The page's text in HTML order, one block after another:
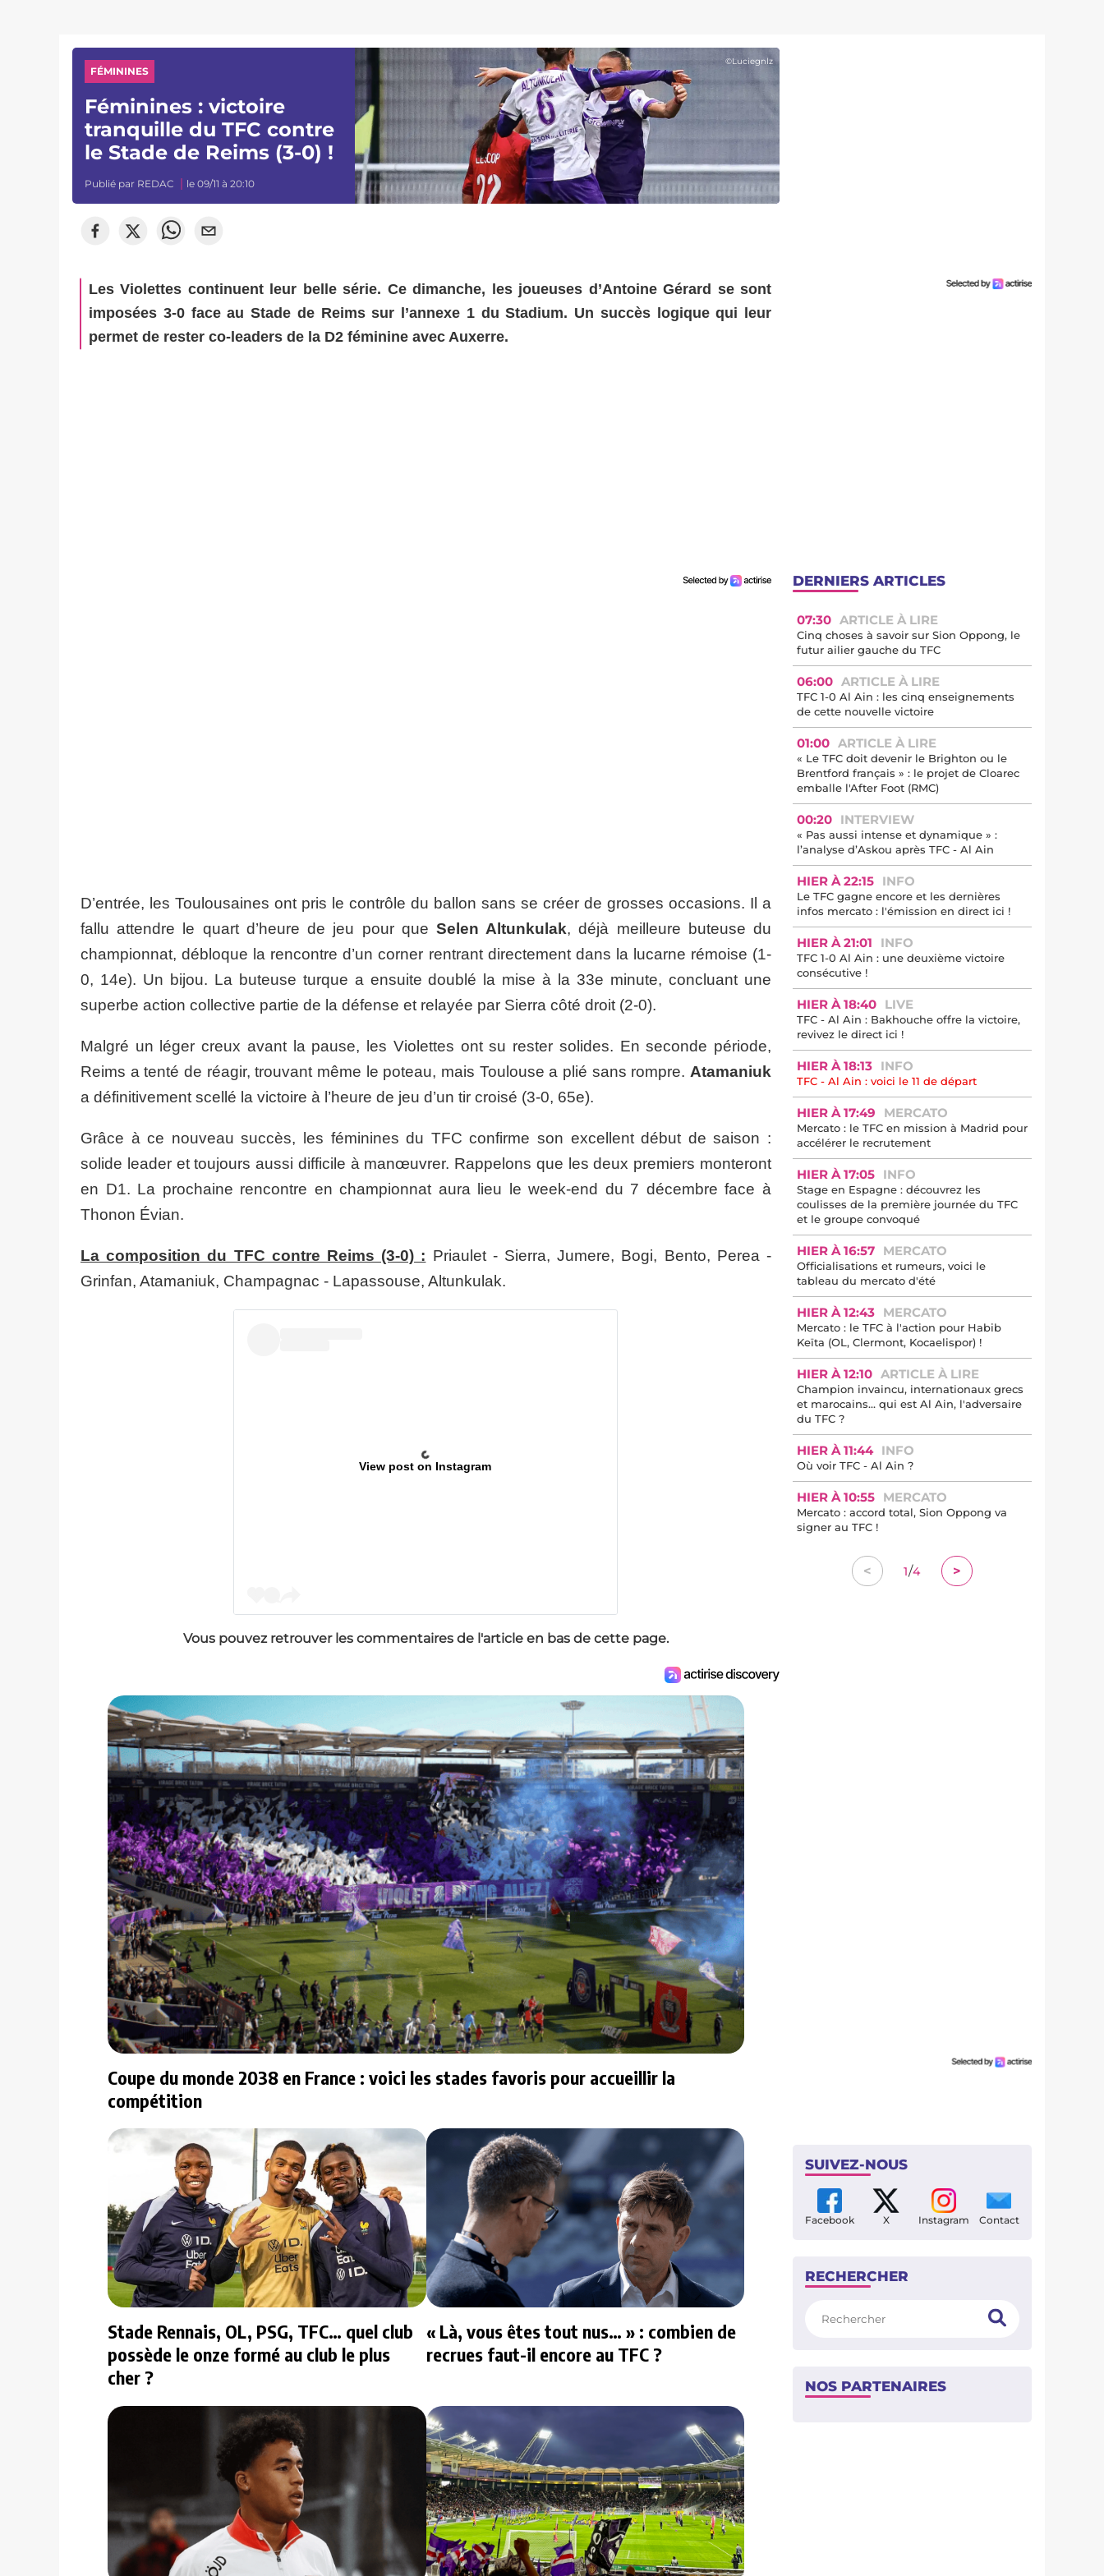
©Luciegnlz
FÉMININES
Féminines : victoire
tranquille du TFC contre
le Stade de Reims (3-0) !
Publié par REDAC le 09/11 à 20:10
Les Violettes continuent leur belle série. Ce dimanche, les joueuses d’Antoine Gérard se sont
imposées 3-0 face au Stade de Reims sur l’annexe 1 du Stadium. Un succès logique qui leur
permet de rester co-leaders de la D2 féminine avec Auxerre.
D’entrée, les Toulousaines ont pris le contrôle du ballon sans se créer de grosses occasions. Il a
fallu attendre le quart d’heure de jeu pour que Selen Altunkulak, déjà meilleure buteuse du
championnat, débloque la rencontre d’un corner rentrant directement dans la lucarne rémoise (1-
0, 14e). Un bijou. La buteuse turque a ensuite doublé la mise à la 33e minute, concluant une
superbe action collective partie de la défense et relayée par Sierra côté droit (2-0).
Malgré un léger creux avant la pause, les Violettes ont su rester solides. En seconde période,
Reims a tenté de réagir, trouvant même le poteau, mais Toulouse a plié sans rompre. Atamaniuk
a définitivement scellé la victoire à l’heure de jeu d’un tir croisé (3-0, 65e).
Grâce à ce nouveau succès, les féminines du TFC confirme son excellent début de saison :
solide leader et toujours aussi difficile à manœuvrer. Rappelons que les deux premiers monteront
en D1. La prochaine rencontre en championnat aura lieu le week-end du 7 décembre face à
Thonon Évian.
La composition du TFC contre Reims (3-0) : Priaulet - Sierra, Jumere, Bogi, Bento, Perea -
Grinfan, Atamaniuk, Champagnac - Lapassouse, Altunkulak.
View post on Instagram
Vous pouvez retrouver les commentaires de l'article en bas de cette page.
Coupe du monde 2038 en France : voici les stades favoris pour accueillir la
compétition
Stade Rennais, OL, PSG, TFC… quel club
possède le onze formé au club le plus
cher ?
« Là, vous êtes tout nus… » : combien de
recrues faut-il encore au TFC ?
DERNIERS ARTICLES
07:30 ARTICLE À LIRE
Cinq choses à savoir sur Sion Oppong, le
futur ailier gauche du TFC
06:00 ARTICLE À LIRE
TFC 1-0 Al Ain : les cinq enseignements
de cette nouvelle victoire
01:00 ARTICLE À LIRE
« Le TFC doit devenir le Brighton ou le
Brentford français » : le projet de Cloarec
emballe l'After Foot (RMC)
00:20 INTERVIEW
« Pas aussi intense et dynamique » :
l’analyse d’Askou après TFC - Al Ain
HIER À 22:15 INFO
Le TFC gagne encore et les dernières
infos mercato : l'émission en direct ici !
HIER À 21:01 INFO
TFC 1-0 Al Ain : une deuxième victoire
consécutive !
HIER À 18:40 LIVE
TFC - Al Ain : Bakhouche offre la victoire,
revivez le direct ici !
HIER À 18:13 INFO
TFC - Al Ain : voici le 11 de départ
HIER À 17:49 MERCATO
Mercato : le TFC en mission à Madrid pour
accélérer le recrutement
HIER À 17:05 INFO
Stage en Espagne : découvrez les
coulisses de la première journée du TFC
et le groupe convoqué
HIER À 16:57 MERCATO
Officialisations et rumeurs, voici le
tableau du mercato d'été
HIER À 12:43 MERCATO
Mercato : le TFC à l'action pour Habib
Keïta (OL, Clermont, Kocaelispor) !
HIER À 12:10 ARTICLE À LIRE
Champion invaincu, internationaux grecs
et marocains… qui est Al Ain, l'adversaire
du TFC ?
HIER À 11:44 INFO
Où voir TFC - Al Ain ?
HIER À 10:55 MERCATO
Mercato : accord total, Sion Oppong va
signer au TFC !
< 1/4 >
SUIVEZ-NOUS
Facebook X Instagram Contact
RECHERCHER
NOS PARTENAIRES